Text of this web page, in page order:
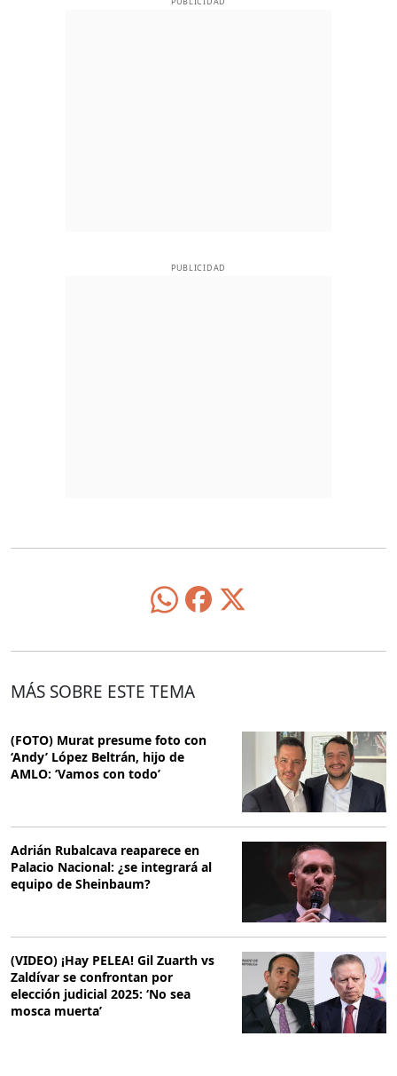
PUBLICIDAD
MÁS SOBRE ESTE TEMA
(FOTO) Murat presume foto con
‘Andy’ López Beltrán, hijo de
AMLO: ‘Vamos con todo’
Adrián Rubalcava reaparece en
Palacio Nacional: ¿se integrará al
equipo de Sheinbaum?
(VIDEO) ¡Hay PELEA! Gil Zuarth vs
Zaldívar se confrontan por
elección judicial 2025: ‘No sea
mosca muerta’